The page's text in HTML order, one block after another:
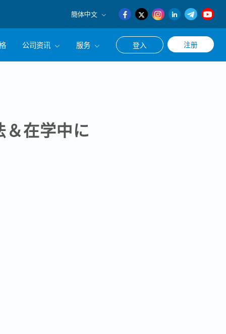
簡体中文
English
日本語
公司资讯 服务 登入 注册
在学中に